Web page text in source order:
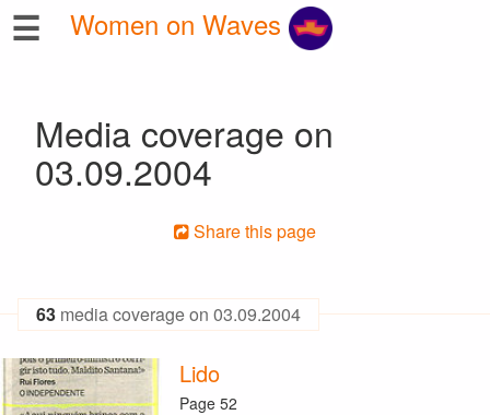
☰
Media coverage on
03.09.2004
Share this page
63 media coverage on 03.09.2004
Lido
Page 52